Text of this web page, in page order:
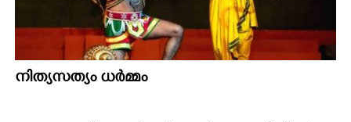
നിത്യസത്യം ധർമ്മം